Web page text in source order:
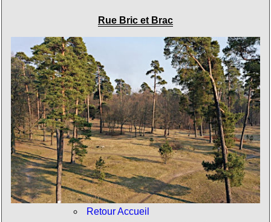
Rue Bric et Brac
Retour Accueil